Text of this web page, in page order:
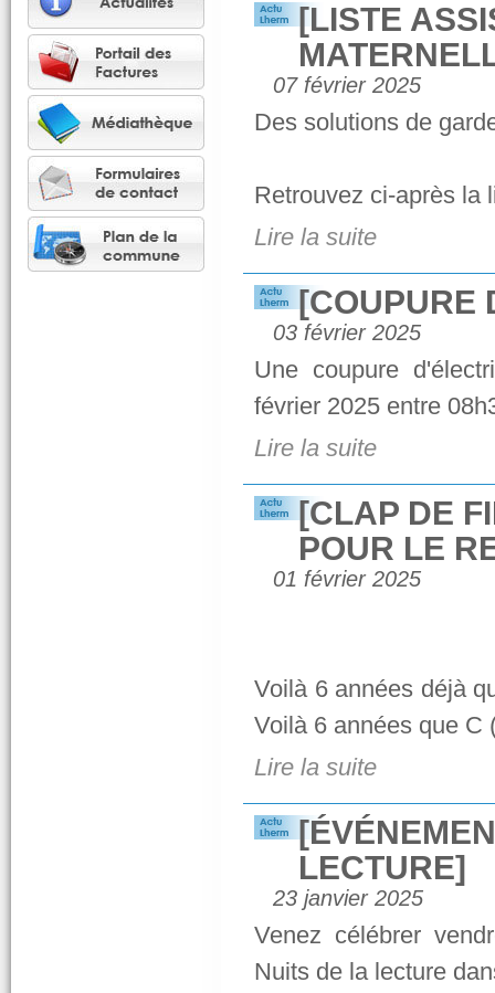
[LISTE
07 février 2025
Des solutions de
Retrouvez ci-après la
Lire la suite
[COUPURE
03 février 2025
Une coupure
février 2025 entre
Lire la suite
[CLAP DE
POUR LE
01 février 2025
Voilà 6 années déjà
Voilà 6 années que C
Lire la suite
LECTURE]
23 janvier 2025
Venez célébrer
Nuits de la lecture